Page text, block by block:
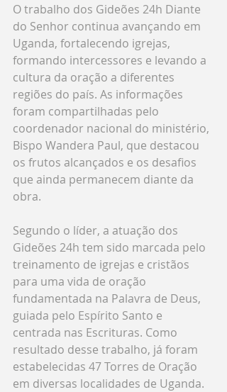
O trabalho dos Gideões 24h Diante
do Senhor continua avançando em
Uganda, fortalecendo igrejas,
formando intercessores e levando a
cultura da oração a diferentes
regiões do país. As informações
foram compartilhadas pelo
coordenador nacional do ministério,
Bispo Wandera Paul, que destacou
os frutos alcançados e os desafios
que ainda permanecem diante da
obra.
Segundo o líder, a atuação dos
Gideões 24h tem sido marcada pelo
treinamento de igrejas e cristãos
para uma vida de oração
fundamentada na Palavra de Deus,
guiada pelo Espírito Santo e
centrada nas Escrituras. Como
resultado desse trabalho, já foram
estabelecidas 47 Torres de Oração
em diversas localidades de Uganda.